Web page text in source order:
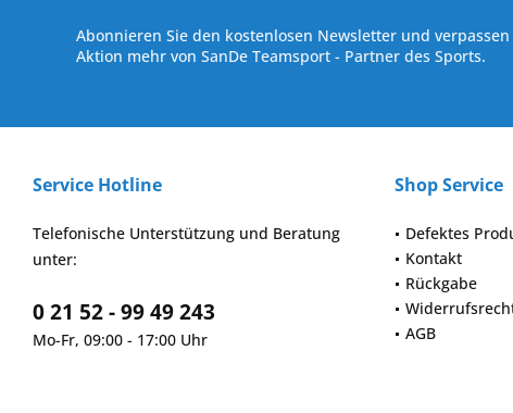
Abonnieren Sie den kostenlosen Newsletter und
Aktion mehr von SanDe Teamsport - Partner des Sports.
Service Hotline
Telefonische Unterstützung und Beratung
unter:
0 21 52 - 99 49 243
Mo-Fr, 09:00 - 17:00 Uhr
Shop Service
Defektes
Kontakt
Rückgabe
AGB